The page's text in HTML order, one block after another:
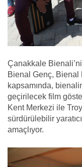
Çanakkale
Bienal Genç, Bienal
kapsamında,
geçirilecek film
Kent Merkezi ile
sürdürülebilir
amaçlıyor.